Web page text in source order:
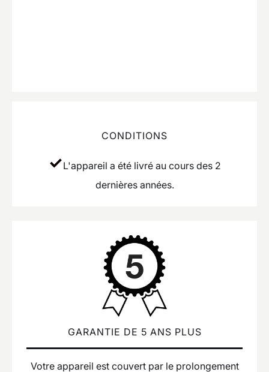
CONDITIONS
L'appareil a été livré au cours des 2
dernières années.
GARANTIE DE 5 ANS PLUS
Votre appareil est couvert par le prolongement